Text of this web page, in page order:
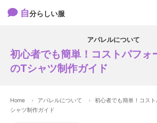
自分らしい服
アパレルについて
初心者でも簡単！コストパフォ
のTシャツ制作ガイド
Home アパレルについて
初心者でも簡単！コス
シャツ制作ガイド